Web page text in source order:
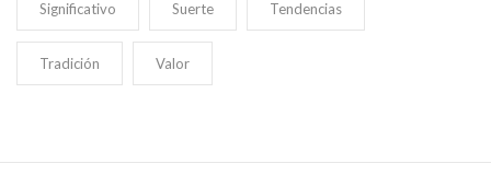
Significativo Suerte Tendencias
Tradición Valor